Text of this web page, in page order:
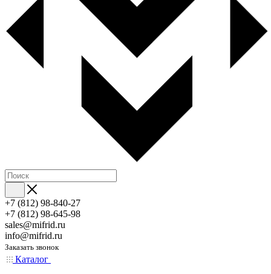
+7 (812) 98-840-27
+7 (812) 98-645-98
sales@mifrid.ru
info@mifrid.ru
Заказать звонок
Каталог